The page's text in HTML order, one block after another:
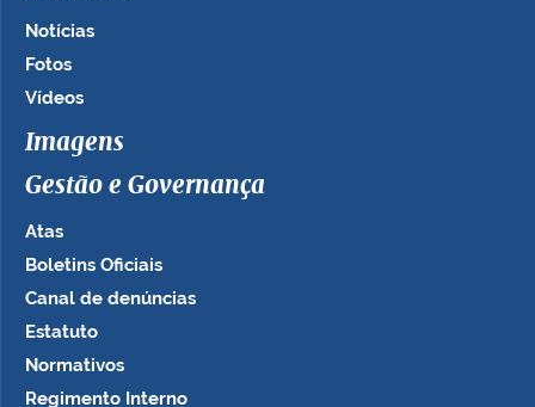
Notícias
Fotos
Vídeos
Imagens
Gestão e Governança
Atas
Boletins Oficiais
Canal de denúncias
Estatuto
Normativos
Regimento Interno